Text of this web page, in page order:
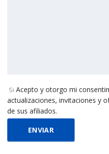
Si Acepto y otorgo mi
actualizaciones, invitaciones y
de sus afiliados.